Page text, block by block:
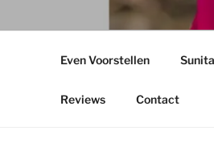
Even Voorstellen
Reviews Contact